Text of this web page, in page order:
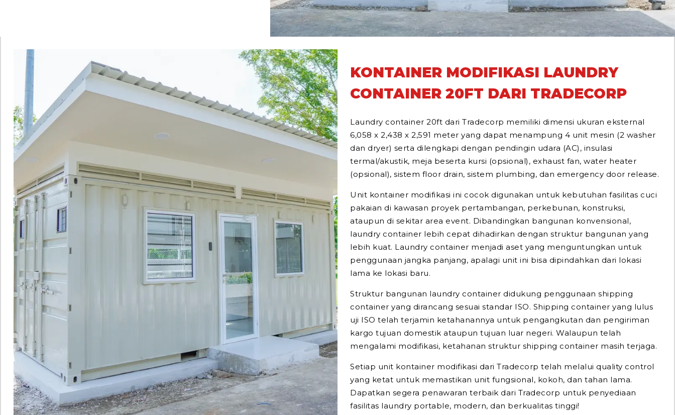
KONTAINER MODIFIKASI LAUNDRY
CONTAINER 20FT DARI TRADECORP
Laundry container 20ft dari Tradecorp memiliki dimensi ukuran eksternal
6,058 x 2,438 x 2,591 meter yang dapat menampung 4 unit mesin (2 washer
dan dryer) serta dilengkapi dengan pendingin udara (AC), insulasi
termal/akustik, meja beserta kursi (opsional), exhaust fan, water heater
(opsional), sistem floor drain, sistem plumbing, dan emergency door release.
Unit kontainer modifikasi ini cocok digunakan untuk kebutuhan fasilitas cuci
pakaian di kawasan proyek pertambangan, perkebunan, konstruksi,
ataupun di sekitar area event. Dibandingkan bangunan konvensional,
laundry container lebih cepat dihadirkan dengan struktur bangunan yang
lebih kuat. Laundry container menjadi aset yang menguntungkan untuk
penggunaan jangka panjang, apalagi unit ini bisa dipindahkan dari lokasi
lama ke lokasi baru.
Struktur bangunan laundry container didukung penggunaan shipping
container yang dirancang sesuai standar ISO. Shipping container yang lulus
uji ISO telah terjamin ketahanannya untuk pengangkutan dan pengiriman
kargo tujuan domestik ataupun tujuan luar negeri. Walaupun telah
mengalami modifikasi, ketahanan struktur shipping container masih terjaga.
Setiap unit kontainer modifikasi dari Tradecorp telah melalui quality control
yang ketat untuk memastikan unit fungsional, kokoh, dan tahan lama.
Dapatkan segera penawaran terbaik dari Tradecorp untuk penyediaan
fasilitas laundry portable, modern, dan berkualitas tinggi!